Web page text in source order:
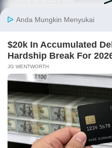
Perusahaan
Tentang Kami
Produk & Layanan
Partner
Karir
Pressroom
+62 21 30496123